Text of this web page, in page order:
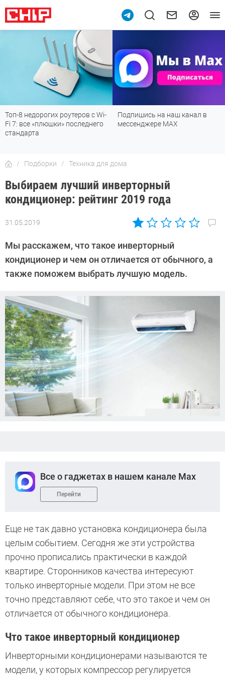
Топ-8 недорогих роутеров с Wi-
Fi 7: все «плюшки» последнего
стандарта
Подпишись на наш канал в
мессенджере МАХ
Подборки Техника для дома
Выбираем лучший инверторный
кондиционер: рейтинг 2019 года
31.05.2019
Автор:
Дмитриева
Мы расскажем, что такое инверторный
кондиционер и чем он отличается от обычного, а
также поможем выбрать лучшую модель.
Все о гаджетах в нашем канале Max
Перейти
Еще не так давно установка кондиционера была
целым событием. Сегодня же эти устройства
прочно прописались практически в каждой
квартире. Сторонников качества интересуют
только инверторные модели. При этом не все
точно представляют себе, что это такое и чем он
отличается от обычного кондиционера.
Что такое инверторный кондиционер
Инверторными кондиционерами называются те
модели, у которых компрессор регулируется